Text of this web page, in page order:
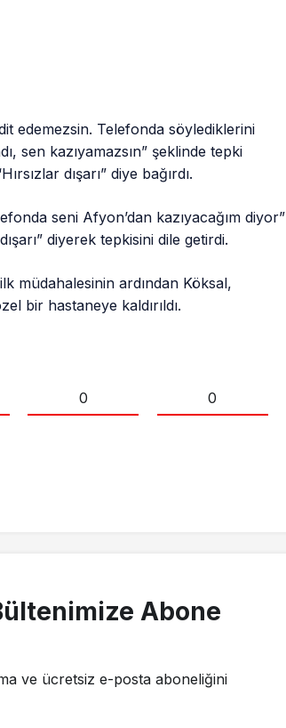
edemezsin. Telefonda söylediklerini
sen kazıyamazsın” şeklinde tepki
dışarı” diye bağırdı.
seni Afyon’dan kazıyacağım diyor”
diyerek tepkisini dile getirdi.
müdahalesinin ardından Köksal,
bir hastaneye kaldırıldı.
0 0
Abone
ve ücretsiz e-posta aboneliğini